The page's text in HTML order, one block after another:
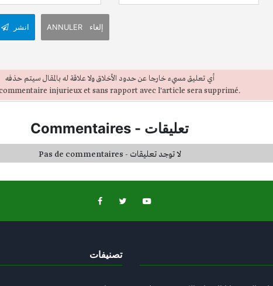
انشر ANNULER إلغاء
أي تعليق مسيء خارجا عن حدود الأخلاق ولا علاقة له بالمقال سيتم حذفه
injurieux et sans rapport avec l'article sera supprimé.
Commentaires - تعليقات
Pas de commentaires - لا توجد تعليقات
تصنيفات